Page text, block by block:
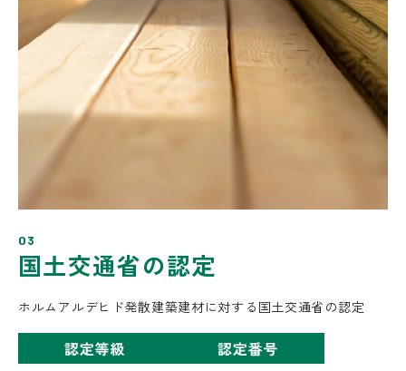
03
国土交通省の認定
ホルムアルデヒド発散建築建材に対する国土交通省の認定